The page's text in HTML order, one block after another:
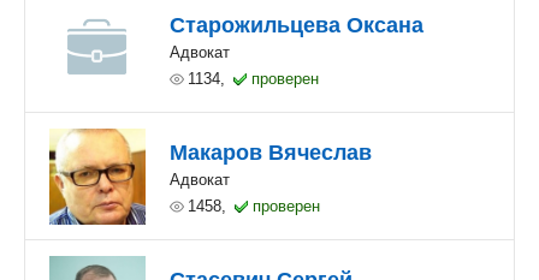
Старожильцева Оксана
Адвокат
1134,
проверен
Макаров Вячеслав
Адвокат
1458,
проверен